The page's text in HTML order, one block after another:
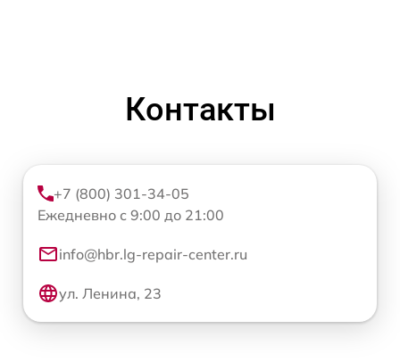
Контакты
+7 (800) 301-34-05
Ежедневно с 9:00 до 21:00
info@hbr.lg-repair-center.ru
ул. Ленина, 23